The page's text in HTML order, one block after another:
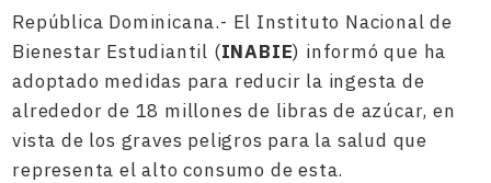
República Dominicana.- El Instituto Nacional de
Bienestar Estudiantil (INABIE) informó que ha
adoptado medidas para reducir la ingesta de
alrededor de 18 millones de libras de azúcar, en
vista de los graves peligros para la salud que
representa el alto consumo de esta.